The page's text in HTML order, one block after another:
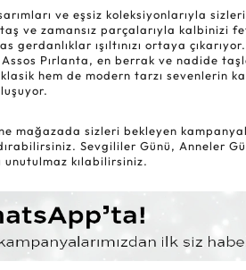
ve eşsiz koleksiyonlarıyla
ve zamansız parçalarıyla
gerdanlıklar ışıltınızı ortaya
Pırlanta, en berrak ve nadide
klasik hem de modern tarzı
mağazada sizleri bekleyen
Sevgililer Günü, Anneler
unutulmaz kılabilirsiniz.